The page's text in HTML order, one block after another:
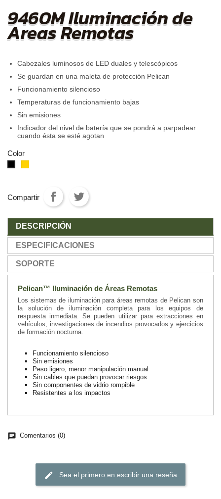
9460M Iluminación de
Areas Remotas
Cabezales luminosos de LED duales y telescópicos
Se guardan en una maleta de protección Pelican
Funcionamiento silencioso
Temperaturas de funcionamiento bajas
Sin emisiones
Indicador del nivel de batería que se pondrá a parpadear
cuando ésta se esté agotan
Color
Compartir
DESCRIPCIÓN
ESPECIFICACIONES
SOPORTE
Pelican™ Iluminación de Áreas Remotas
Los sistemas de iluminación para áreas remotas de Pelican son
la solución de iluminación completa para los equipos de
respuesta inmediata. Se pueden utilizar para extracciones en
vehículos, investigaciones de incendios provocados y ejercicios
de formación nocturna.
Funcionamiento silencioso
Sin emisiones
Peso ligero, menor manipulación manual
Sin cables que puedan provocar riesgos
Sin componentes de vidrio rompible
Resistentes a los impactos
chat Comentarios (0)
edit Sea el primero en escribir una reseña